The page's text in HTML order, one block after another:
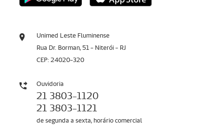
Unimed Leste Fluminense
Rua Dr. Borman, 51 - Niterói - RJ
CEP: 24020-320
Ouvidoria
21 3803-1120
21 3803-1121
de segunda a sexta, horário comercial